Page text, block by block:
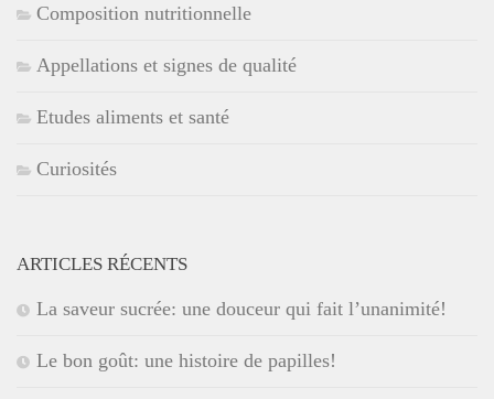
Composition nutritionnelle
Appellations et signes de qualité
Etudes aliments et santé
Curiosités
ARTICLES RÉCENTS
La saveur sucrée: une douceur qui fait l’unanimité!
Le bon goût: une histoire de papilles!